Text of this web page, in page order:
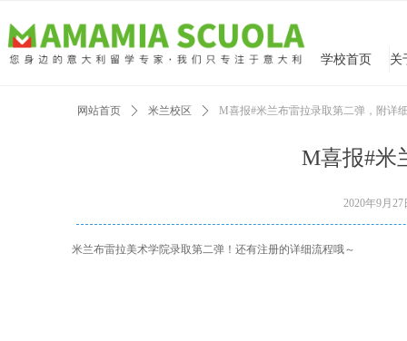
学校首页
M喜报#米
网站首页 ꄲ 米兰校区 ꄲ M喜报#米兰布雷拉录取第二弹，附详
2020年9月27
米兰布雷拉美术学院录取第二弹！还有注册的详细流程哦～